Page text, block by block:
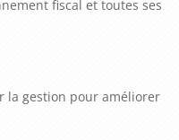
en dehors de la
aux
fiscal et toutes ses
la gestion pour améliorer